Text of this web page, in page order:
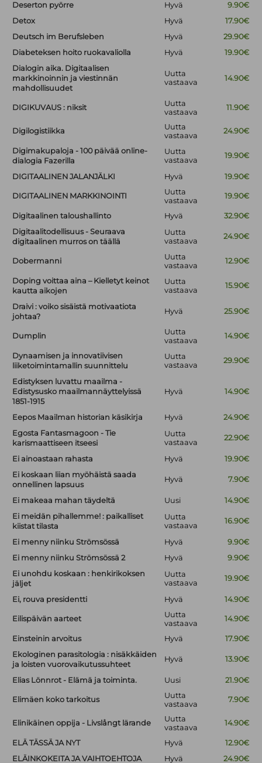
Deserton pyörre Hyvä
9.90€
Detox
Hyvä
17.90€
Deutsch im Berufsleben
Hyvä
29.90€
Diabeteksen hoito ruokavaliolla
Hyvä
19.90€
Dialogin aika. Digitaalisen
markkinoinnin ja viestinnän
mahdollisuudet
Uutta
vastaava
14.90€
DIGIKUVAUS : niksit
Uutta
vastaava
11.90€
Digilogistiikka
Uutta
vastaava
24.90€
Digimakupaloja - 100 päivää online-
dialogia Fazerilla
Uutta
vastaava
19.90€
DIGITAALINEN JALANJÄLKI Hyvä 19.90€
DIGITAALINEN MARKKINOINTI
Uutta
vastaava
19.90€
Digitaalinen taloushallinto Hyvä
32.90€
Digitaalitodellisuus - Seuraava
digitaalinen murros on täällä
Uutta
vastaava
24.90€
Dobermanni
Uutta
vastaava
12.90€
Doping voittaa aina – Kielletyt keinot
kautta aikojen
Uutta
vastaava
15.90€
Draivi : voiko sisäistä motivaatiota
johtaa?
Hyvä 25.90€
Dumplin
Uutta
vastaava
14.90€
Dynaamisen ja innovatiivisen
liiketoimintamallin suunnittelu
Uutta
vastaava
29.90€
Edistyksen luvattu maailma -
Edistysusko maailmannäyttelyissä
1851-1915
Hyvä 14.90€
Eepos Maailman historian käsikirja Hyvä
24.90€
Egosta Fantasmagoon - Tie
karismaattiseen itseesi
Uutta
vastaava
22.90€
Ei ainoastaan rahasta Hyvä
19.90€
Ei koskaan liian myöhäistä saada
onnellinen lapsuus
Hyvä 7.90€
Ei makeaa mahan täydeltä Uusi
14.90€
Ei meidän pihallemme! : paikalliset
kiistat tilasta
Uutta
vastaava
16.90€
Ei menny niinku Strömsössä Hyvä
9.90€
Ei menny niinku Strömsössä 2
Hyvä
9.90€
Ei unohdu koskaan : henkirikoksen
jäljet
Uutta
vastaava
19.90€
Ei, rouva presidentti Hyvä 14.90€
Eilispäivän aarteet
Uutta
vastaava
14.90€
Einsteinin arvoitus Hyvä
17.90€
Ekologinen parasitologia : nisäkkäiden
ja loisten vuorovaikutussuhteet
Hyvä 13.90€
Elias Lönnrot - Elämä ja toiminta. Uusi 21.90€
Elimäen koko tarkoitus
Uutta
vastaava
7.90€
Elinikäinen oppija - Livslångt lärande
Uutta
vastaava
14.90€
ELÄ TÄSSÄ JA NYT Hyvä
12.90€
ELÄINKOKEITA JA VAIHTOEHTOJA
Hyvä 24.90€